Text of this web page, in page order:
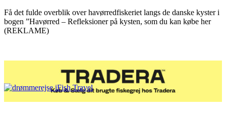
Få det fulde overblik over havørredfiskeriet langs de danske kyster i
bogen ”Havørred – Refleksioner på kysten, som du kan købe her
(REKLAME)